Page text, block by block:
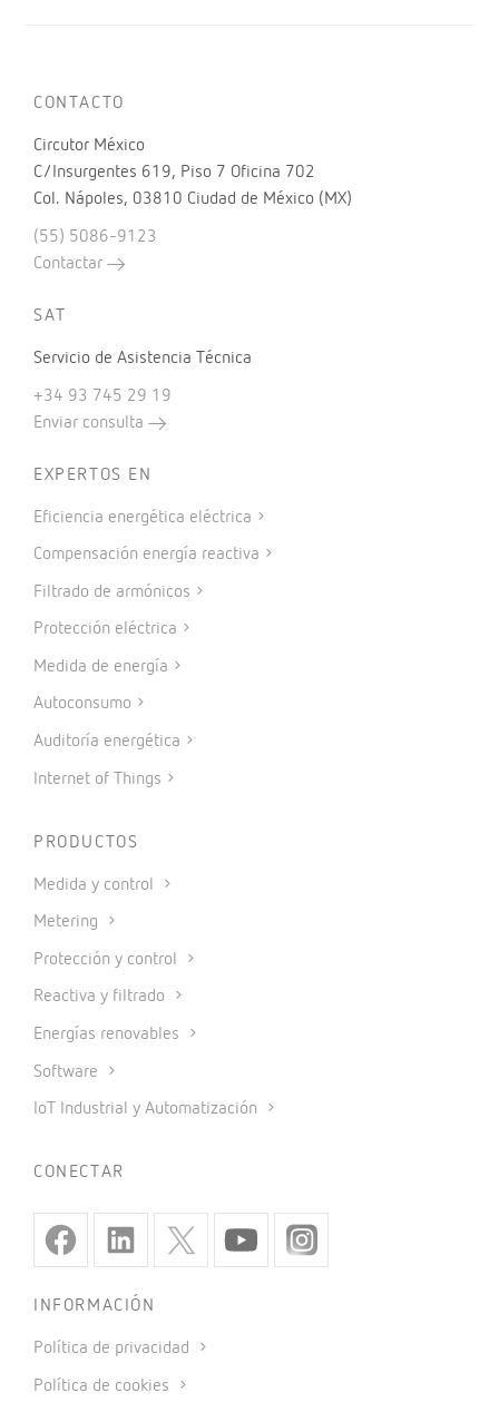
CONTACTO
Circutor México
C/Insurgentes 619, Piso 7 Oficina 702
Col. Nápoles, 03810 Ciudad de México (MX)
(55) 5086-9123
Contactar
SAT
Servicio de Asistencia Técnica
+34 93 745 29 19
Enviar consulta
EXPERTOS EN
Eficiencia energética eléctrica
Compensación energía reactiva
Filtrado de armónicos
Protección eléctrica
Medida de energía
Autoconsumo
Auditoría energética
Internet of Things
PRODUCTOS
Medida y control
Metering
Protección y control
Reactiva y filtrado
Energías renovables
Software
IoT Industrial y Automatización
CONECTAR
INFORMACIÓN
Política de privacidad
Política de cookies